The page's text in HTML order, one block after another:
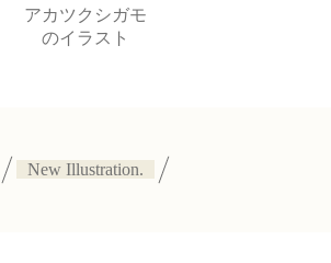
アカツクシガモ
のイラスト
New Illustration.